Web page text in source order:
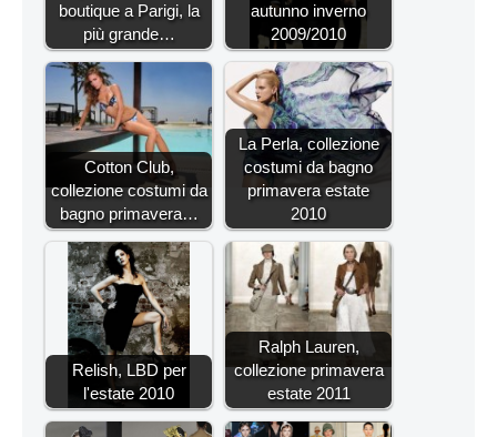
boutique a Parigi, la
più grande…
autunno inverno
2009/2010
Cotton Club,
collezione costumi da
bagno primavera…
La Perla, collezione
costumi da bagno
primavera estate
2010
Relish, LBD per
l'estate 2010
Ralph Lauren,
collezione primavera
estate 2011